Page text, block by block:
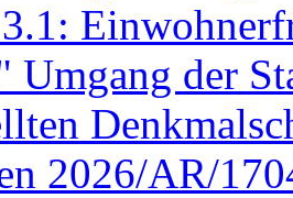
Umgang der
2026/AR/